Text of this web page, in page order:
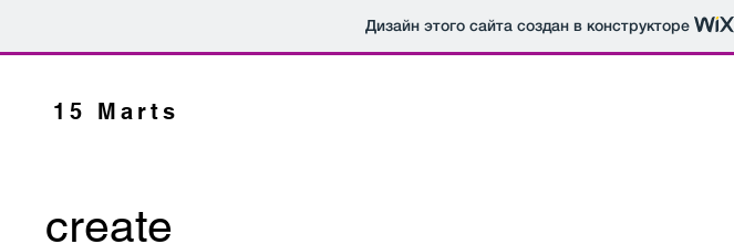
Дизайн этого сайта создан в конструкторе
15 Marts
create